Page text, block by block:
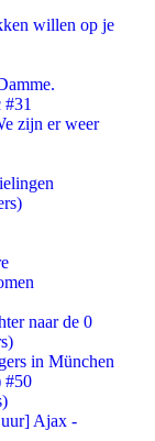
willen op je
zijn er weer
naar de 0
in München
#50
uur] Ajax -